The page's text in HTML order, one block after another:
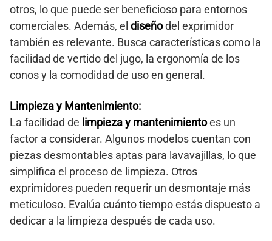
otros, lo que puede ser beneficioso para entornos
comerciales. Además, el diseñodel exprimidor
también es relevante. Busca características como la
facilidad de vertido del jugo, la ergonomía de los
conos y la comodidad de uso en general.
Limpieza y Mantenimiento:
La facilidad de limpieza y mantenimientoes un
factor a considerar. Algunos modelos cuentan con
piezas desmontables aptas para lavavajillas, lo que
simplifica el proceso de limpieza. Otros
exprimidores pueden requerir un desmontaje más
meticuloso. Evalúa cuánto tiempo estás dispuesto a
dedicar a la limpieza después de cada uso.